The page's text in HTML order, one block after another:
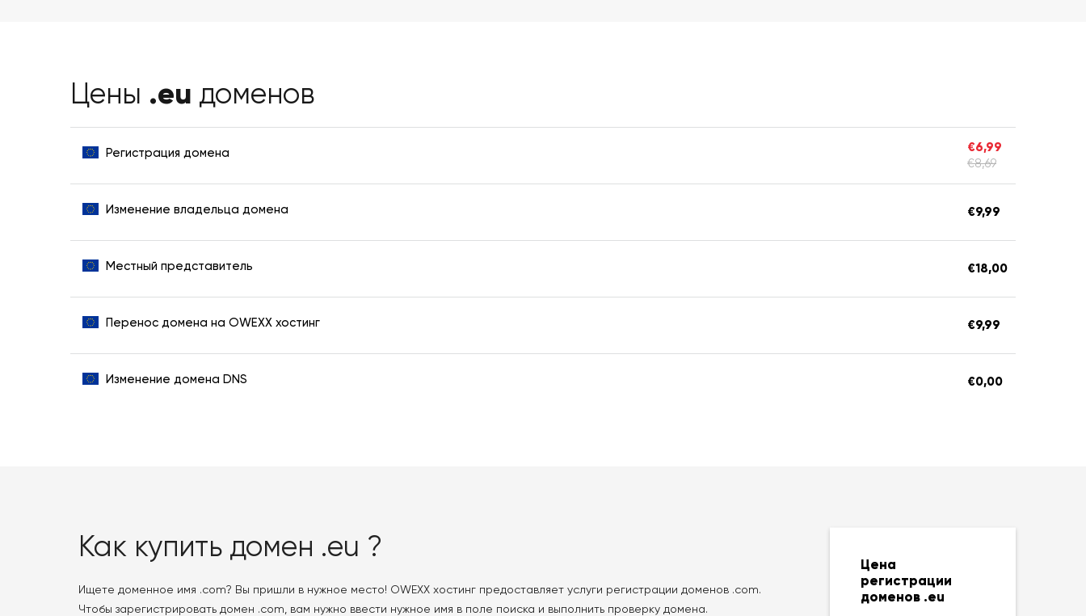
Цены .eu доменов
Регистрация домена
€6,99
€8,69
Изменение владельца домена €9,99
Местный представитель €18,00
Перенос домена на OWEXX хостинг €9,99
Изменение домена DNS €0,00
Как купить домен .eu ?
Ищете доменное имя .com? Вы пришли в нужное место! OWEXX хостинг предоставляет услуги регистрации доменов .com.
Чтобы зарегистрировать домен .com, вам нужно ввести нужное имя в поле поиска и выполнить проверку домена.
Цена
регистрации
доменов .eu